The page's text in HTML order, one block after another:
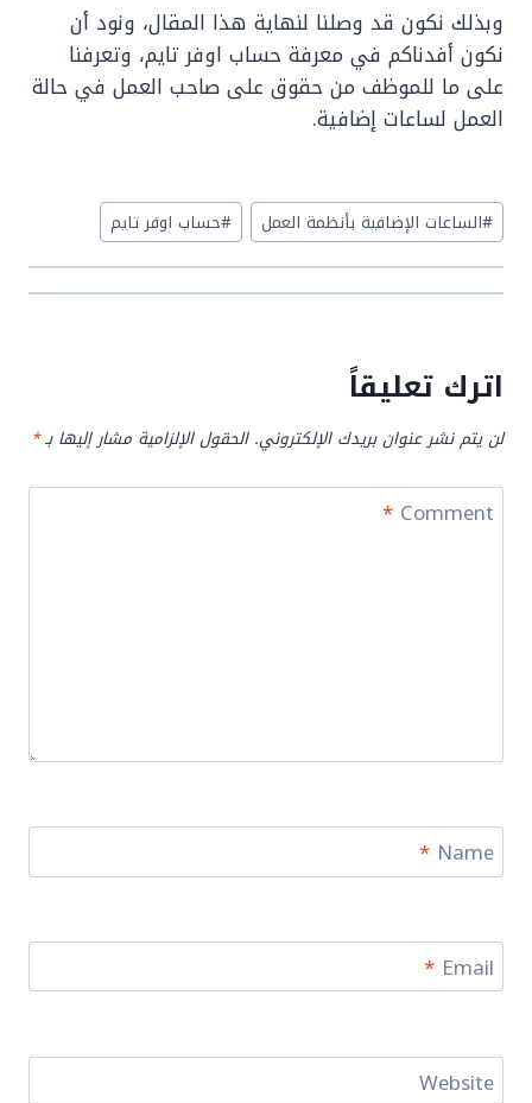
وبذلك نكون قد وصلنا لنهاية هذا المقال، ونود أن
نكون أفدناكم في معرفة حساب اوفر تايم، وتعرفنا
على ما للموظف من حقوق على صاحب العمل في حالة
العمل لساعات إضافية.
Post
Tags:
#الساعات الإضافية بأنظمة العمل #حساب اوفر تايم
اترك تعليقاً
لن يتم نشر عنوان بريدك الإلكتروني. الحقول الإلزامية مشار إليها بـ*
Comment
*
Name
*
Email
*
Website